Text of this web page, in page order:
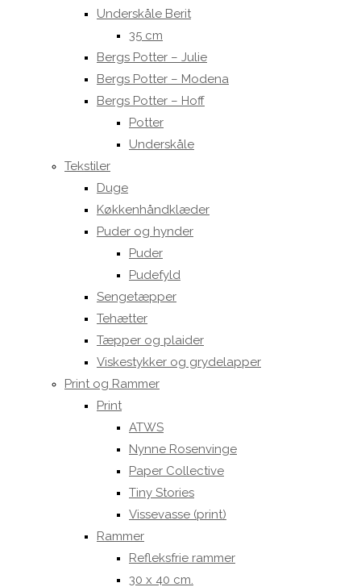
Underskåle Berit
35 cm
Bergs Potter – Julie
Bergs Potter – Modena
Bergs Potter – Hoff
Potter
Underskåle
Tekstiler
Duge
Køkkenhåndklæder
Puder og hynder
Puder
Pudefyld
Sengetæpper
Tehætter
Tæpper og plaider
Viskestykker og grydelapper
Print og Rammer
Print
ATWS
Nynne Rosenvinge
Paper Collective
Tiny Stories
Vissevasse (print)
Rammer
Refleksfrie rammer
30 x 40 cm.